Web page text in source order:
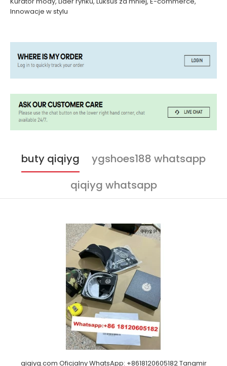
Innowacje w stylu
buty qiqiyg
ygshoes188 whatsapp
qiqiyg whatsapp
qiqiyg.com Oficjalny WhatsApp: +8618120605182 Tangmir